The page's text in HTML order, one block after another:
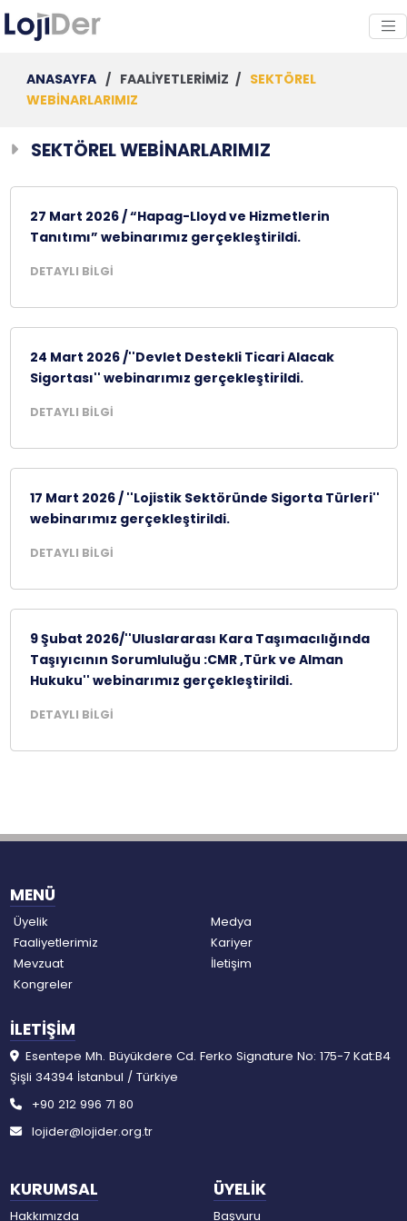
ANASAYFA / FAALİYETLERİMİZ / SEKTÖREL
WEBİNARLARIMIZ
SEKTÖREL WEBİNARLARIMIZ
27 Mart 2026 / “Hapag-Lloyd ve Hizmetlerin
Tanıtımı” webinarımız gerçekleştirildi.
DETAYLI BİLGİ
24 Mart 2026 /''Devlet Destekli Ticari Alacak
Sigortası'' webinarımız gerçekleştirildi.
DETAYLI BİLGİ
17 Mart 2026 / ''Lojistik Sektöründe Sigorta Türleri''
webinarımız gerçekleştirildi.
DETAYLI BİLGİ
9 Şubat 2026/''Uluslararası Kara Taşımacılığında
Taşıyıcının Sorumluluğu :CMR ,Türk ve Alman
Hukuku'' webinarımız gerçekleştirildi.
DETAYLI BİLGİ
MENÜ
Üyelik
Faaliyetlerimiz
Mevzuat
Kongreler
Medya
Kariyer
İletişim
KURUMSAL
Hakkımızda
ÜYELİK
Başvuru
İLETİŞİM
Esentepe Mh. Büyükdere Cd. Ferko Signature No: 175-7 Kat:B4
Şişli 34394 İstanbul / Türkiye
+90 212 996 71 80
lojider@lojider.org.tr